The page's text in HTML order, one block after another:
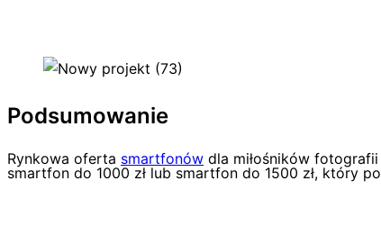
Podsumowanie
Rynkowa oferta smartfonów dla miłośników
smartfon do 1000 zł lub smartfon do 1500 zł, który